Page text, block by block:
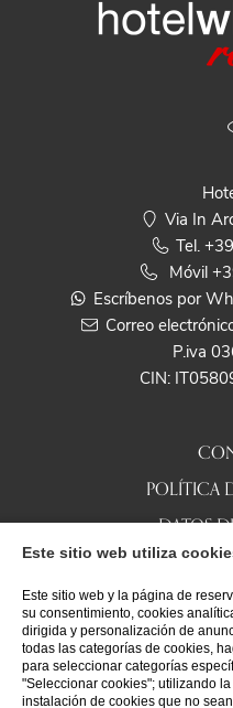
Via In
Tel.
Móvil
Escríbenos por
Correo
P.iva
CIN:
POLÍTICA
DATOS
Este sitio web utiliza
Este sitio web y la página de
su consentimiento, cookies
dirigida y personalización de
todas las categorías de cookies,
para seleccionar categorías
"Seleccionar cookies"; utilizando
instalación de cookies que no